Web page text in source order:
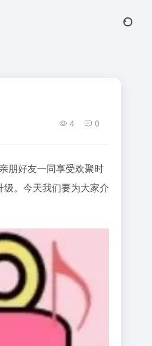
4 0
朋好友一同享受欢聚时
。今天我们要为大家介